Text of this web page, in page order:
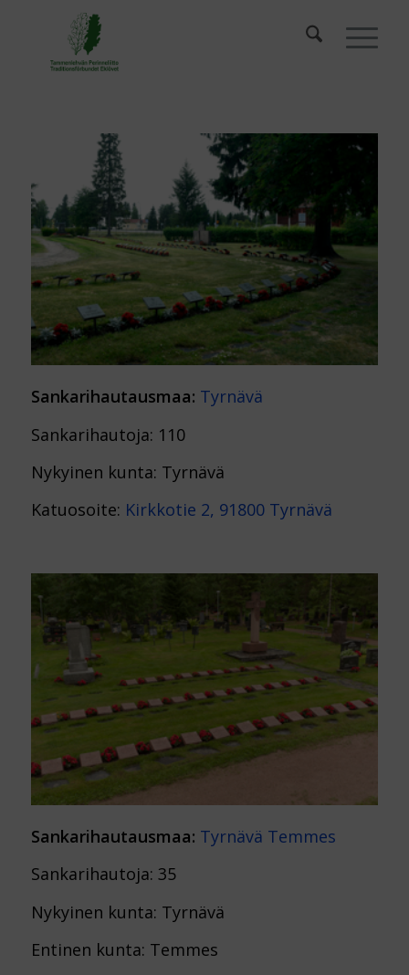
Sankarihautausmaa: Tyrnävä
Sankarihautoja: 110
Nykyinen kunta: Tyrnävä
Katuosoite: Kirkkotie 2, 91800 Tyrnävä
Sankarihautausmaa: Tyrnävä Temmes
Sankarihautoja: 35
Nykyinen kunta: Tyrnävä
Entinen kunta: Temmes